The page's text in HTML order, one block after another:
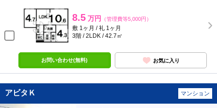
8.5 万円 （管理費等5,000円）
敷 1ヶ月 / 礼 1ヶ月
3階 / 2LDK / 42.7㎡
お問い合わせ(無料) お気に入り
アビタＫ マンション